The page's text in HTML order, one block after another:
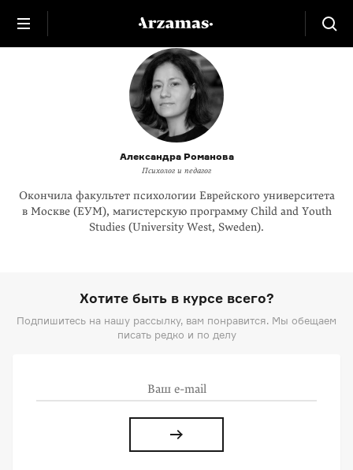
Александра Романова
Психолог и педагог
Окончила факультет психологии Еврейского университета
в Москве (ЕУМ), магистерскую программу Child and Youth
Studies (University West, Sweden).
Хотите быть в курсе всего?
Подпишитесь на нашу рассылку, вам понравится. Мы обещаем
писать редко и по делу